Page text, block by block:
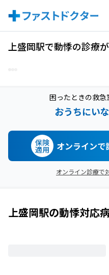
上盛岡駅で動悸の診療
困ったときの救急
おうちにい
保険
適用 オンラインで
オンライン診療で
上盛岡駅の動悸対応